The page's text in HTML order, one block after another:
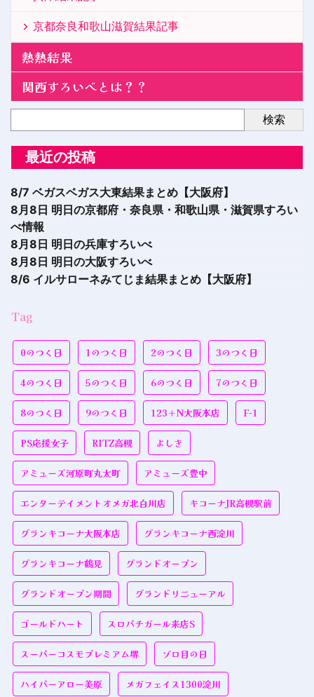
京都奈良和歌山滋賀結果記事
熱熱結果
関西すろいべとは？？
検索
最近の投稿
8/7 ベガスベガス大東結果まとめ【大阪府】
8月8日 明日の京都府・奈良県・和歌山県・滋賀県すろい
べ情報
8月8日 明日の兵庫すろいべ
8月8日 明日の大阪すろいべ
8/6 イルサローネみてじま結果まとめ【大阪府】
Tag
0のつく日 1のつく日 2のつく日 3のつく日
4のつく日 5のつく日 6のつく日 7のつく日
8のつく日 9のつく日 123＋N大阪本店 F-1
PS応援女子 RITZ高槻 よしき
アミューズ河原町丸太町 アミューズ豊中
エンターテイメントオメガ北白川店 キコーナJR高槻駅前
グランキコーナ大阪本店 グランキコーナ西淀川
グランキコーナ鶴見 グランドオープン
グランドオープン期間 グランドリニューアル
ゴールドハート スロパチガール来店S
スーパーコスモプレミアム堺 ゾロ目の日
ハイパーアロー美原 メガフェイス1300淀川